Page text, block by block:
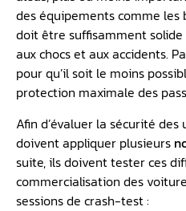
des équipements comme les
doit être suffisamment
aux chocs et aux accidents.
pour qu’il soit le moins
protection maximale des
Afin d’évaluer la sécurité
doivent appliquer plusieurs
suite, ils doivent tester ces
commercialisation des
sessions de crash-test :